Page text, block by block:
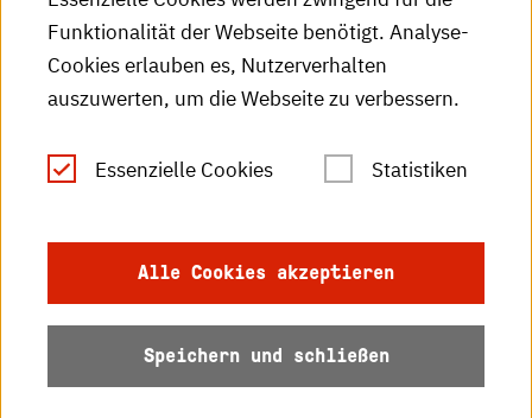
HKA-Publikationen
RSS-Feed
Leichte Sprache
Datenschutz
Barrierefreiheit
Funktionalität der Webseite benötigt. Analyse-
Cookies erlauben es, Nutzerverhalten
auszuwerten, um die Webseite zu verbessern.
Essenzielle Cookies Statistiken
Alle Cookies akzeptieren
Speichern und schließen